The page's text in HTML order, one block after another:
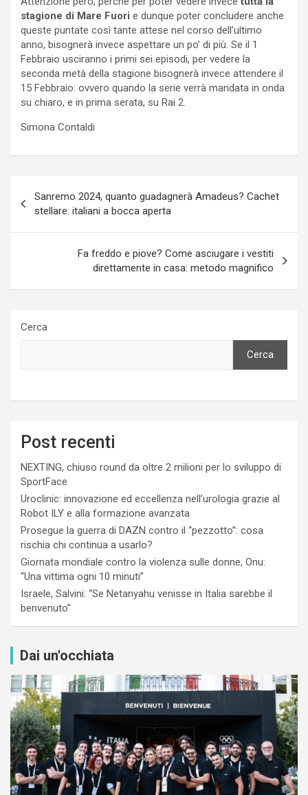
stagione di Mare Fuori e dunque poter concludere anche
queste puntate così tante attese nel corso dell’ultimo
anno, bisognerà invece aspettare un po’ di più. Se il 1
Febbraio usciranno i primi sei episodi, per vedere la
seconda metà della stagione bisognerà invece attendere il
15 Febbraio: ovvero quando la serie verrà mandata in onda
su chiaro, e in prima serata, su Rai 2.
Simona Contaldi
articoli
Sanremo 2024, quanto guadagnerà Amadeus? Cachet
stellare: italiani a bocca aperta
Fa freddo e piove? Come asciugare i vestiti
direttamente in casa: metodo magnifico
Cerca
Cerca
Post recenti
NEXTING, chiuso round da oltre 2 milioni per lo sviluppo di
SportFace
Uroclinic: innovazione ed eccellenza nell’urologia grazie al
Robot ILY e alla formazione avanzata
Prosegue la guerra di DAZN contro il “pezzotto”: cosa
rischia chi continua a usarlo?
Giornata mondiale contro la violenza sulle donne, Onu:
“Una vittima ogni 10 minuti”
Israele, Salvini: “Se Netanyahu venisse in Italia sarebbe il
benvenuto”
Dai un'occhiata